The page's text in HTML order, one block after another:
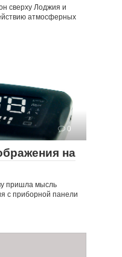
сверху Лоджия и
атмосферных
0
на
пришла мысль
с приборной панели